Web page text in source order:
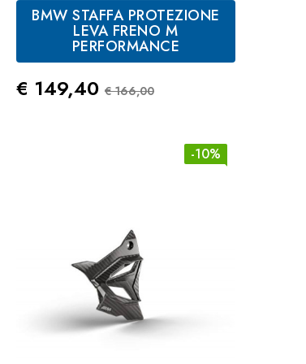
BMW STAFFA PROTEZIONE
LEVA FRENO M
PERFORMANCE
Prezzo
€ 149,40 Prezzo Standard
€ 166,00
-10%